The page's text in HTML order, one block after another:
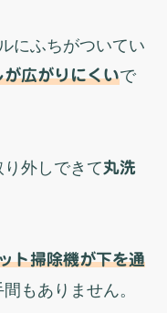
にふちがついてい
広がりにくいで
外しできて丸洗
ト掃除機が下を通
もありません。